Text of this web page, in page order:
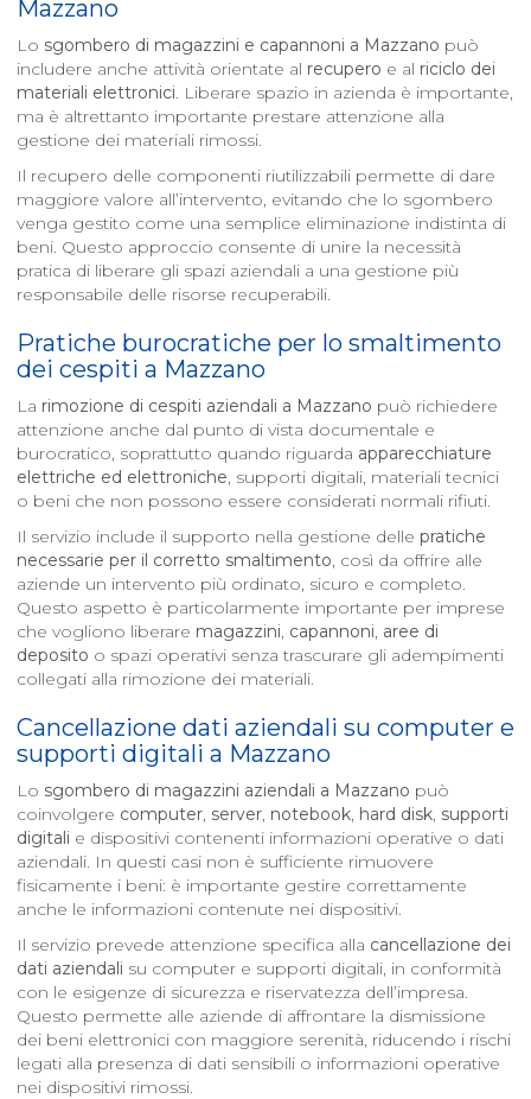
Mazzano
Lo sgombero di magazzini e capannoni a Mazzano può
includere anche attività orientate al recupero e al riciclo dei
materiali elettronici. Liberare spazio in azienda è importante,
ma è altrettanto importante prestare attenzione alla
gestione dei materiali rimossi.
Il recupero delle componenti riutilizzabili permette di dare
maggiore valore all’intervento, evitando che lo sgombero
venga gestito come una semplice eliminazione indistinta di
beni. Questo approccio consente di unire la necessità
pratica di liberare gli spazi aziendali a una gestione più
responsabile delle risorse recuperabili.
Pratiche burocratiche per lo smaltimento
dei cespiti a Mazzano
La rimozione di cespiti aziendali a Mazzano può richiedere
attenzione anche dal punto di vista documentale e
burocratico, soprattutto quando riguarda apparecchiature
elettriche ed elettroniche, supporti digitali, materiali tecnici
o beni che non possono essere considerati normali rifiuti.
Il servizio include il supporto nella gestione delle pratiche
necessarie per il corretto smaltimento, così da offrire alle
aziende un intervento più ordinato, sicuro e completo.
Questo aspetto è particolarmente importante per imprese
che vogliono liberare magazzini, capannoni, aree di
deposito o spazi operativi senza trascurare gli adempimenti
collegati alla rimozione dei materiali.
Cancellazione dati aziendali su computer e
supporti digitali a Mazzano
Lo sgombero di magazzini aziendali a Mazzano può
coinvolgere computer, server, notebook, hard disk, supporti
digitali e dispositivi contenenti informazioni operative o dati
aziendali. In questi casi non è sufficiente rimuovere
fisicamente i beni: è importante gestire correttamente
anche le informazioni contenute nei dispositivi.
Il servizio prevede attenzione specifica alla cancellazione dei
dati aziendali su computer e supporti digitali, in conformità
con le esigenze di sicurezza e riservatezza dell’impresa.
Questo permette alle aziende di affrontare la dismissione
dei beni elettronici con maggiore serenità, riducendo i rischi
legati alla presenza di dati sensibili o informazioni operative
nei dispositivi rimossi.